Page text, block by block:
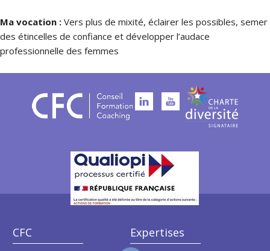
Ma vocation : Vers plus de mixité, éclairer les possibles, semer
des étincelles de confiance et développer l’audace
professionnelle des femmes
CFC Expertises